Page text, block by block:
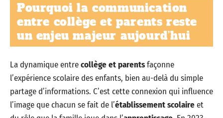
Pourquoi la communication
entre collège et parents reste
un enjeu majeur aujourd’hui
La dynamique entrecollège et parentsfaçonne
l’expérience scolaire des enfants, bien au-delà du simple
partage d’informations. C’est cette connexion qui influence
l’image que chacun se fait de l’établissement scolaireet